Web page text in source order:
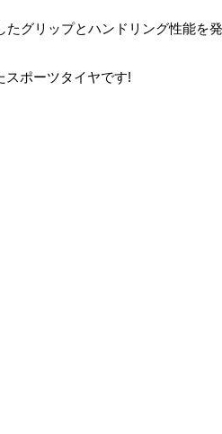
グリップとハンドリング性能を
ポーツタイヤです!